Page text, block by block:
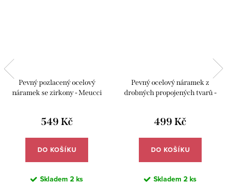
Pevný pozlacený ocelový
náramek se zirkony - Meucci
549 Kč
DO KOŠÍKU
Skladem 2 ks
Pevný ocelový náramek z
drobných propojených tvarů -
499 Kč
DO KOŠÍKU
Skladem 2 ks